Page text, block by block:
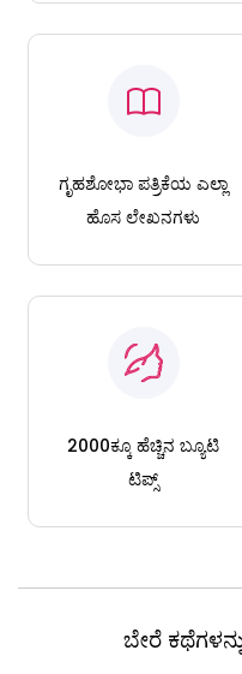
ಗೃಹಶೋಭಾ ಪತ್ರಿಕೆಯ ಎಲ್ಲಾ
ಹೊಸ ಲೇಖನಗಳು
2000ಕ್ಕೂ ಹೆಚ್ಚಿನ ಬ್ಯೂಟಿ
ಟಿಪ್ಸ್
ಬೇರೆ